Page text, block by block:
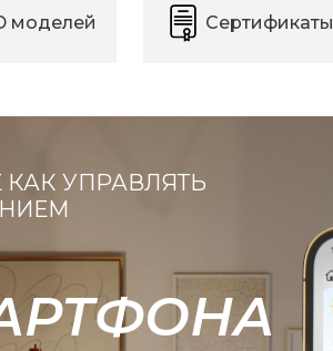
моделей Сертификаты
КАК УПРАВЛЯТЬ